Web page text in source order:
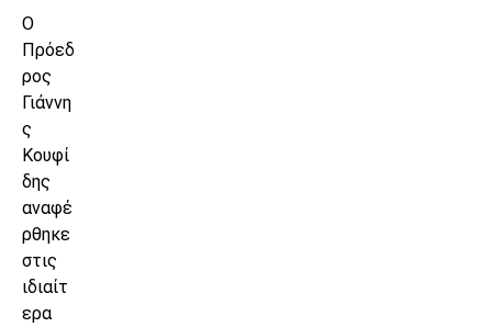
Ο
Πρόεδ
ρος
Γιάννη
ς
Κουφί
δης
αναφέ
ρθηκε
στις
ιδιαίτ
ερα